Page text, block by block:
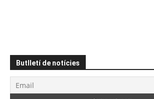
Butlletí de notícies